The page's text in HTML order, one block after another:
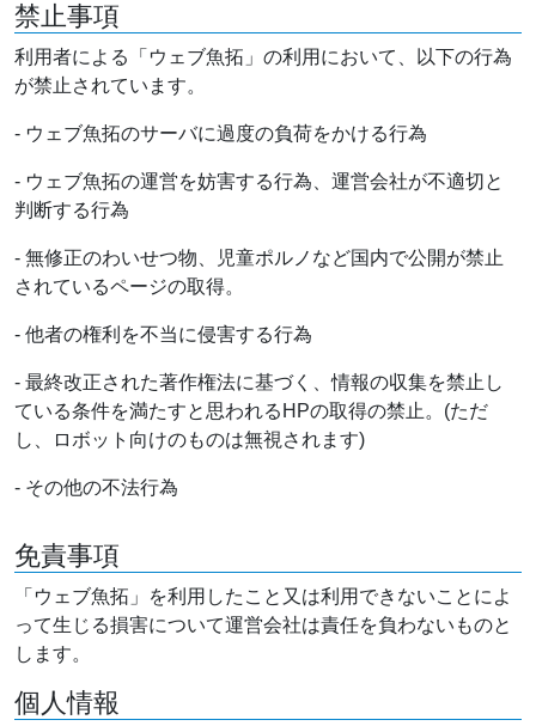
禁止事項
利用者による「ウェブ魚拓」の利用において、以下の行為
が禁止されています。
- ウェブ魚拓のサーバに過度の負荷をかける行為
- ウェブ魚拓の運営を妨害する行為、運営会社が不適切と
判断する行為
- 無修正のわいせつ物、児童ポルノなど国内で公開が禁止
されているページの取得。
- 他者の権利を不当に侵害する行為
- 最終改正された著作権法に基づく、情報の収集を禁止し
ている条件を満たすと思われるHPの取得の禁止。(ただ
し、ロボット向けのものは無視されます)
- その他の不法行為
免責事項
「ウェブ魚拓」を利用したこと又は利用できないことによ
って生じる損害について運営会社は責任を負わないものと
します。
個人情報